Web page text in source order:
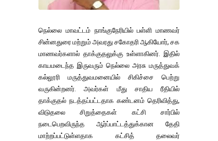
நெல்லை மாவட்டம் நாங்குநேரியில் பள்ளி மாணவர்
சின்னதுரை மற்றும் அவரது சகோதரி ஆகியோர், சக
மாணவர்களால் தாக்குதலுக்கு உள்ளாகினர். இதில்
காயமடைந்த இருவரும் நெல்லை அரசு மருத்துவக்
கல்லூரி மருத்துவமனையில் சிகிச்சை பெற்று
வருகின்றனர். அவர்கள் மீது சாதிய ரீதியில்
தாக்குதல் நடத்தப்பட்டதாக கண்டனம் தெரிவித்து,
விடுதலை சிறுத்தைகள் கட்சி சார்பில்
நடைபெறவிருந்த ஆர்ப்பாட்டத்துக்கான தேதி
மாற்றப்பட்டுள்ளதாக கட்சித் தலைவர்